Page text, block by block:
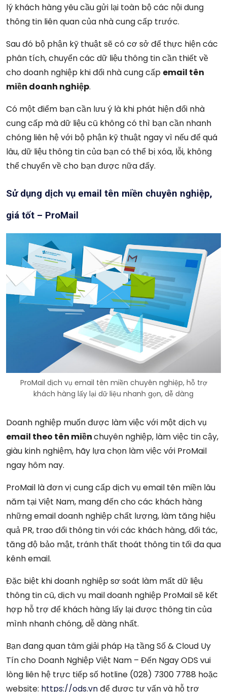
lý khách hàng yêu cầu gửi lại toàn bộ các nội dung
thông tin liên quan của nhà cung cấp trước.
Sau đó bộ phận kỹ thuật sẽ có cơ sở để thực hiện các
phân tích, chuyển các dữ liệu thông tin cần thiết về
cho doanh nghiệp khi đổi nhà cung cấp email tên
miền doanh nghiệp.
Có một điểm bạn cần lưu ý là khi phát hiện đổi nhà
cung cấp mà dữ liệu cũ không có thì bạn cần nhanh
chóng liên hệ với bộ phận kỹ thuật ngay vì nếu để quá
lâu, dữ liệu thông tin của bạn có thể bị xóa, lỗi, không
thể chuyển về cho bạn được nữa đấy.
Sử dụng dịch vụ email tên miền chuyên nghiệp,
giá tốt – ProMail
ProMail dịch vụ email tên miền chuyên nghiệp, hỗ trợ
khách hàng lấy lại dữ liệu nhanh gọn, dễ dàng
Doanh nghiệp muốn được làm việc với một dịch vụ
email theo tên miềnchuyên nghiệp, làm việc tin cậy,
giàu kinh nghiệm, hãy lựa chọn làm việc với ProMail
ngay hôm nay.
ProMail là đơn vị cung cấp dịch vụ email tên miền lâu
năm tại Việt Nam, mang đến cho các khách hàng
những email doanh nghiệp chất lượng, làm tăng hiệu
quả PR, trao đổi thông tin với các khách hàng, đối tác,
tăng độ bảo mật, tránh thất thoát thông tin tối đa qua
kênh email.
Đặc biệt khi doanh nghiệp sơ soát làm mất dữ liệu
thông tin cũ, dịch vụ mail doanh nghiệp ProMail sẽ kết
hợp hỗ trợ để khách hàng lấy lại được thông tin của
mình nhanh chóng, dễ dàng nhất.
Bạn đang quan tâm giải pháp Hạ tầng Số & Cloud Uy
Tín cho Doanh Nghiệp Việt Nam – Đến Ngay ODS vui
lòng liên hệ trực tiếp số hotline (028) 7300 7788 hoặc
website: https://ods.vnđể được tư vấn và hỗ trợ